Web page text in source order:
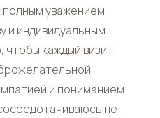
уважением
и индивидуальным
каждый визит
и пониманием.
не